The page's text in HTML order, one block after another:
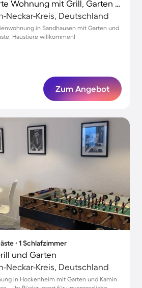
Familienorientierte Wohnung mit Grill, Garten und Terrasse | Haustierfreundlich
Neckar-Kreis, Deutschland
in Sandhausen mit Garten und
Haustiere willkommen!
Zum Angebot
∙ 1 Schlafzimmer
und Garten
Neckar-Kreis, Deutschland
in Hockenheim mit Garten und Kamin